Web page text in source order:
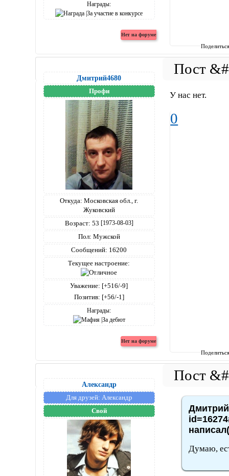
Награды:
Дмитрий4680
Профи
Откуда: Московская обл., г.
Жуковский
Возраст: 53 [1973-08-03]
Пол: Мужской
Сообщений: 16200
Текущее настроение:
Уважение: [+516/-9]
Позитив: [+56/-1]
Награды:
У нас нет.
0
Александр
Для друзей: Александр
Свой
Думаю,